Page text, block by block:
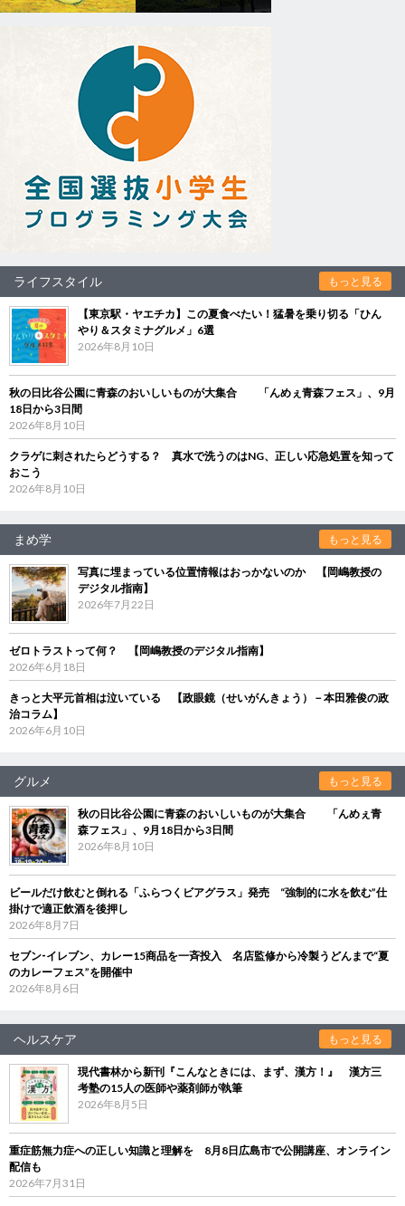
ライフスタイル もっと見る
【東京駅・ヤエチカ】この夏食べたい！猛暑を乗り切る「ひん
やり＆スタミナグルメ」6選
2026年8月10日
秋の日比谷公園に青森のおいしいものが大集合 「んめぇ青森フェス」、9月
18日から3日間
2026年8月10日
クラゲに刺されたらどうする？ 真水で洗うのはNG、正しい応急処置を知って
おこう
2026年8月10日
まめ学 もっと見る
写真に埋まっている位置情報はおっかないのか 【岡嶋教授の
デジタル指南】
2026年7月22日
ゼロトラストって何？ 【岡嶋教授のデジタル指南】
2026年6月18日
きっと大平元首相は泣いている 【政眼鏡（せいがんきょう）－本田雅俊の政
治コラム】
2026年6月10日
グルメ もっと見る
秋の日比谷公園に青森のおいしいものが大集合 「んめぇ青
森フェス」、9月18日から3日間
2026年8月10日
ビールだけ飲むと倒れる「ふらつくビアグラス」発売 “強制的に水を飲む”仕
掛けで適正飲酒を後押し
2026年8月7日
セブン‐イレブン、カレー15商品を一斉投入 名店監修から冷製うどんまで“夏
のカレーフェス”を開催中
2026年8月6日
ヘルスケア もっと見る
現代書林から新刊『こんなときには、まず、漢方！』 漢方三
考塾の15人の医師や薬剤師が執筆
2026年8月5日
重症筋無力症への正しい知識と理解を 8月8日広島市で公開講座、オンライン
配信も
2026年7月31日